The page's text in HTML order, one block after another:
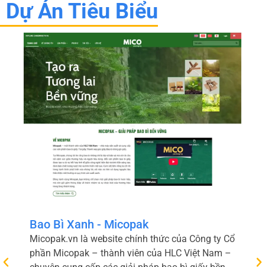
Dự Án Tiêu Biểu
Bao Bì Xanh - Micopak
Micopak.vn là website chính thức của Công ty Cổ
phần Micopak – thành viên của HLC Việt Nam –